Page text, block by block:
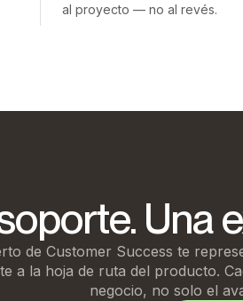
al proyecto — no al revés.
Una
de Customer Success te
a la hoja de ruta del producto.
negocio, no solo el